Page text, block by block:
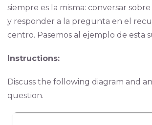
siempre es la misma: conversar
y responder a la pregunta en el
centro. Pasemos al ejemplo de esta
Instructions:
Discuss the following diagram and
question.